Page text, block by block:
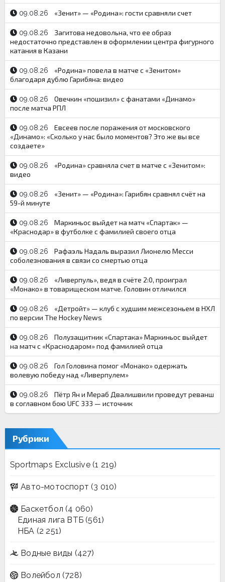
09.08.26 «Зенит» — «Родина»: гости сравняли счет
09.08.26
Загитова недовольна, что ее образ
недостаточно представлен в оформлении центра фигурного
катания в Казани
09.08.26
«Родина» повела в матче с «Зенитом»
благодаря дублю Гарибяна: видео
09.08.26
Овечкин «пошизил» с фанатами «Динамо»
после матча РПЛ
09.08.26
Евсеев после поражения от московского
«Динамо»: «Сколько у нас было моментов? Это же вы все
создаете»
09.08.26
«Родина» сравняла счет в матче с «Зенитом»:
видео
09.08.26
«Зенит» — «Родина»: Гарибян сравнял счёт на
59-й минуте
09.08.26
Маркиньос выйдет на матч «Спартак» —
«Краснодар» в футболке с фамилией своего отца
09.08.26
Рафаэль Надаль выразил Лионелю Месси
соболезнования в связи со смертью отца
09.08.26
«Ливерпуль», ведя в счёте 2:0, проиграл
«Монако» в товарищеском матче. Головин отличился
09.08.26
«Детройт» — клуб с худшим межсезоньем в НХЛ
по версии The Hockey News
09.08.26
Полузащитник «Спартака» Маркиньос выйдет
на матч с «Краснодаром» под фамилией отца
09.08.26
Гол Головина помог «Монако» одержать
волевую победу над «Ливерпулем»
09.08.26
Пётр Ян и Мераб Двалишвили проведут реванш
в соглавном бою UFC 333 — источник
Рубрики
Sportmaps Exclusive(1 219)
Авто-мотоспорт (3 010)
Баскетбол (4 060)
Единая лига ВТБ (561)
НБА (2 251)
Водные виды (427)
Волейбол (728)